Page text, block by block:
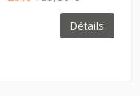
Détails